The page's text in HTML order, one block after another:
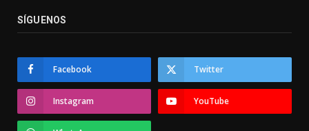
SÍGUENOS
Facebook Twitter
Instagram YouTube